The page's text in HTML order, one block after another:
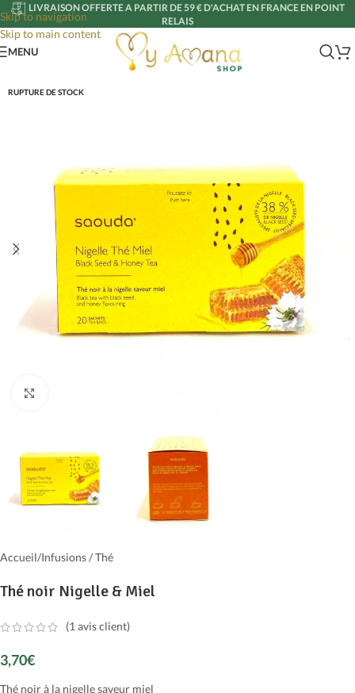
Skip to navigation
Skip to main content
LIVRAISON OFFERTE A PARTIR DE 59 € D'ACHAT EN FRANCE EN POINT
RELAIS
MENU
RUPTURE DE STOCK
Accueil/Infusions / Thé
Thé noir Nigelle & Miel
(1avis client)
3,70€
Thé noir à la nigelle saveur miel